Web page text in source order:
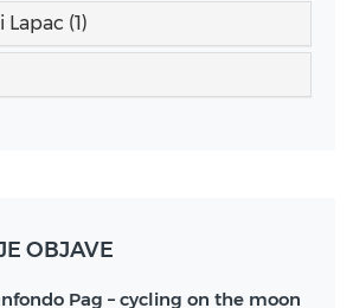
(1)
OBJAVE
Pag – cycling on the moon